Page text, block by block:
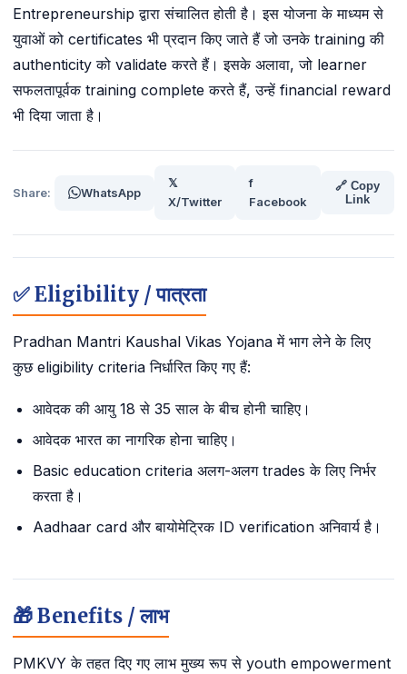
Entrepreneurship द्वारा संचालित होती है। इस योजना के माध्यम से
युवाओं को certificates भी प्रदान किए जाते हैं जो उनके training की
authenticity को validate करते हैं। इसके अलावा, जो learner
सफलतापूर्वक training complete करते हैं, उन्हें financial reward
भी दिया जाता है।
Share: WhatsApp
𝕏
X/Twitter
f
Facebook
🔗 Copy
Link
✅ Eligibility / पात्रता
Pradhan Mantri Kaushal Vikas Yojana में भाग लेने के लिए
कुछ eligibility criteria निर्धारित किए गए हैं:
आवेदक की आयु 18 से 35 साल के बीच होनी चाहिए।
आवेदक भारत का नागरिक होना चाहिए।
Basic education criteria अलग-अलग trades के लिए निर्भर
करता है।
Aadhaar card और बायोमेट्रिक ID verification अनिवार्य है।
🎁 Benefits / लाभ
PMKVY के तहत दिए गए लाभ मुख्य रूप से youth empowerment